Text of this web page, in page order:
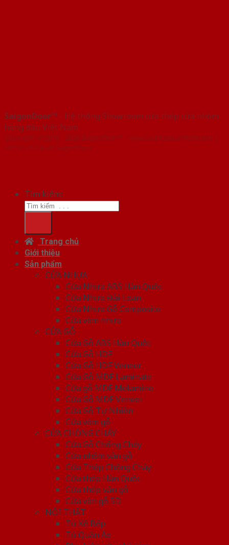
SaigonDoor™ - Hệ thống Showroom cửa thép cửa nhôm
hàng đầu Việt Nam
Copyright ⓒ 2016 – 2026 SaigonDoor™ - www.cuathepcuanhom.com |
Đơn vị chủ quản SaigonDoor
Tìm kiếm:
Trang chủ
Giới thiệu
Sản phẩm
CỬA NHỰA
Cửa Nhựa ABS Hàn Quốc
Cửa Nhựa Đài Loan
Cửa Nhựa Gỗ Composite
Cửa vòm nhựa
CỬA GỖ
Cửa Gỗ ABS Hàn Quốc
Cửa Gỗ HDF
Cửa Gỗ HDF Veneer
Cửa Gỗ MDF Laminate
Cửa gỗ MDF Melamine
Cửa Gỗ MDF Veneer
Cửa Gỗ Tự Nhiên
Cửa vòm gỗ
CỬA CHỐNG CHÁY
Cửa Gỗ Chống Cháy
Cửa nhôm vân gỗ
Cửa Thép Chống Cháy
Cửa thép Hàn Quốc
Cửa thép vân gỗ
Cửa vân gỗ 5D
NỘI THẤT
Tủ Kệ Bếp
Tủ Quần Áo